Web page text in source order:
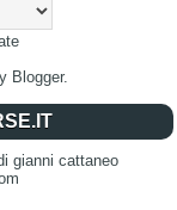
Blogger.
gianni cattaneo